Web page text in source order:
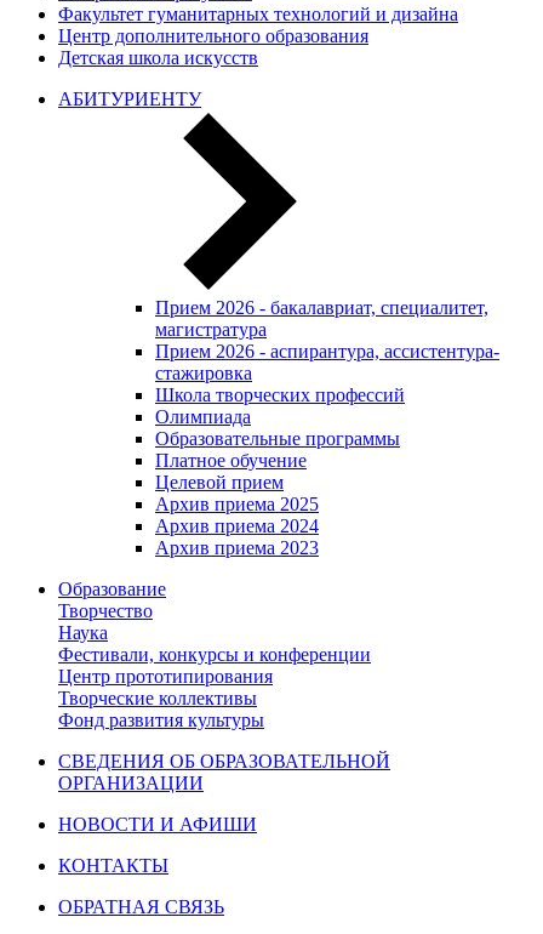
Факультет гуманитарных технологий и дизайна
Центр дополнительного образования
Детская школа искусств
АБИТУРИЕНТУ
Прием 2026 - бакалавриат, специалитет,
магистратура
Прием 2026 - аспирантура, ассистентура-
стажировка
Школа творческих профессий
Олимпиада
Образовательные программы
Платное обучение
Целевой прием
Архив приема 2025
Архив приема 2024
Архив приема 2023
Образование
Творчество
Наука
Фестивали, конкурсы и конференции
Центр прототипирования
Творческие коллективы
Фонд развития культуры
СВЕДЕНИЯ ОБ ОБРАЗОВАТЕЛЬНОЙ
ОРГАНИЗАЦИИ
НОВОСТИ И АФИШИ
КОНТАКТЫ
ОБРАТНАЯ СВЯЗЬ